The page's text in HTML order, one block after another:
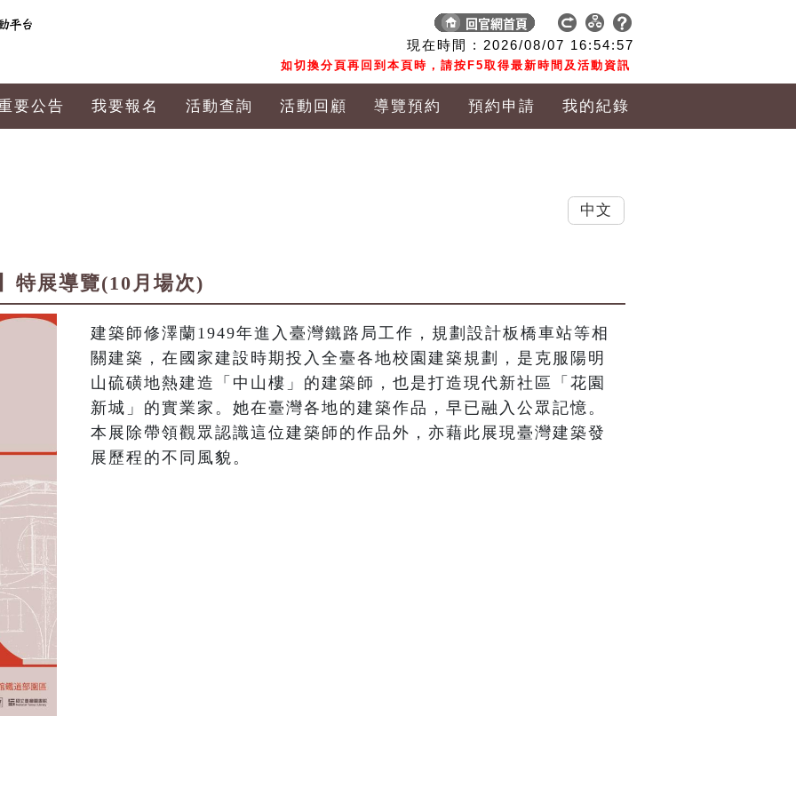
現在時間 : 2026/08/07 16:54:58
如切換分頁再回到本頁時，請按F5取得最新時間及活動資訊
要公告 我要報名 活動查詢 活動回顧 導覽預約 預約申請 我的紀錄
特展導覽(10月場次)
建築師修澤蘭1949年進入臺灣鐵路局工作，規劃設計板橋車站等相
關建築，在國家建設時期投入全臺各地校園建築規劃，是克服陽明
山硫磺地熱建造「中山樓」的建築師，也是打造現代新社區「花園
新城」的實業家。她在臺灣各地的建築作品，早已融入公眾記憶。
本展除帶領觀眾認識這位建築師的作品外，亦藉此展現臺灣建築發
展歷程的不同風貌。